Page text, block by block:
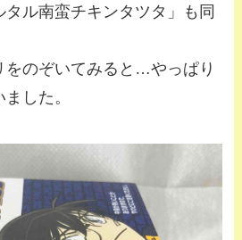
ル南蛮チキンタツタ」も同
をのぞいてみると…やっぱり
した。